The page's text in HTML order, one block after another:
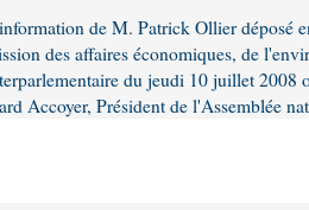
de M. Patrick Ollier déposé
des affaires économiques, de
du jeudi 10 juillet 2008
Accoyer, Président de l'Assemblée